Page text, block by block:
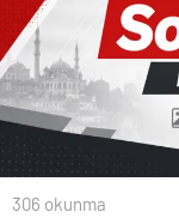
306 okunma